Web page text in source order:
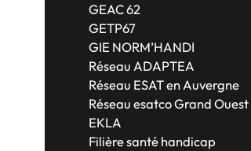
GEAC 62
GETP67
GIE NORM’HANDI
Réseau ADAPTEA
Réseau ESAT en Auvergne
Réseau esatco Grand Ouest
EKLA
Filière santé handicap